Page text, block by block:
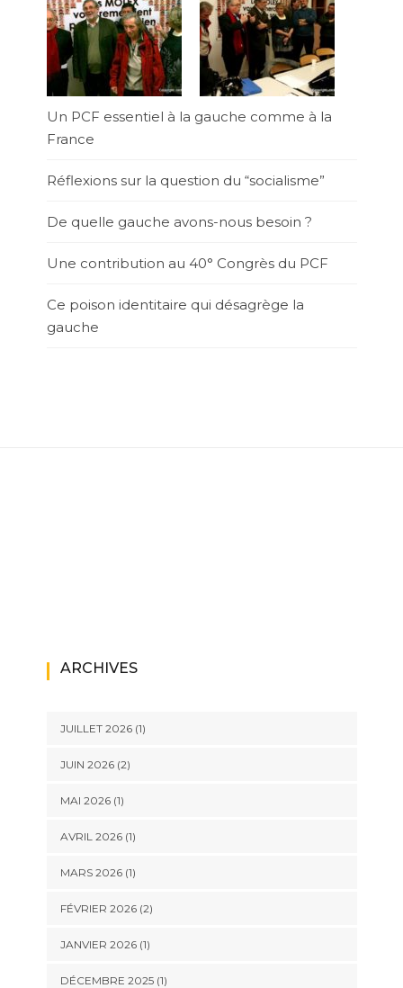
Un PCF essentiel à la gauche comme à la
France
Réflexions sur la question du “socialisme”
De quelle gauche avons-nous besoin ?
Une contribution au 40° Congrès du PCF
Ce poison identitaire qui désagrège la
gauche
ARCHIVES
JUILLET 2026(1)
JUIN 2026(2)
MAI 2026(1)
AVRIL 2026(1)
MARS 2026(1)
FÉVRIER 2026(2)
JANVIER 2026(1)
DÉCEMBRE 2025(1)